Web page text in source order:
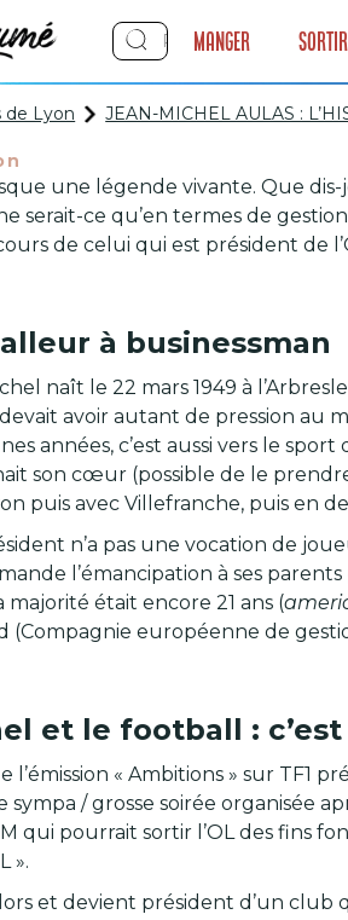
Manger Sortir
de Lyon JEAN-MICHEL AULAS :
une légende vivante. Que
serait-ce qu’en termes de
de celui qui est président de
à businessman
naît le 22 mars 1949 à
avoir autant de pression
années, c’est aussi vers le
son cœur (possible de le
puis avec Villefranche, puis en
n’a pas une vocation de
l’émancipation à ses
majorité était encore 21 ans (
(Compagnie européenne de
et le football :
l’émission « Ambitions » sur TF1
/ grosse soirée organisée
qui pourrait sortir l’OL des fins
».
et devient président d’un